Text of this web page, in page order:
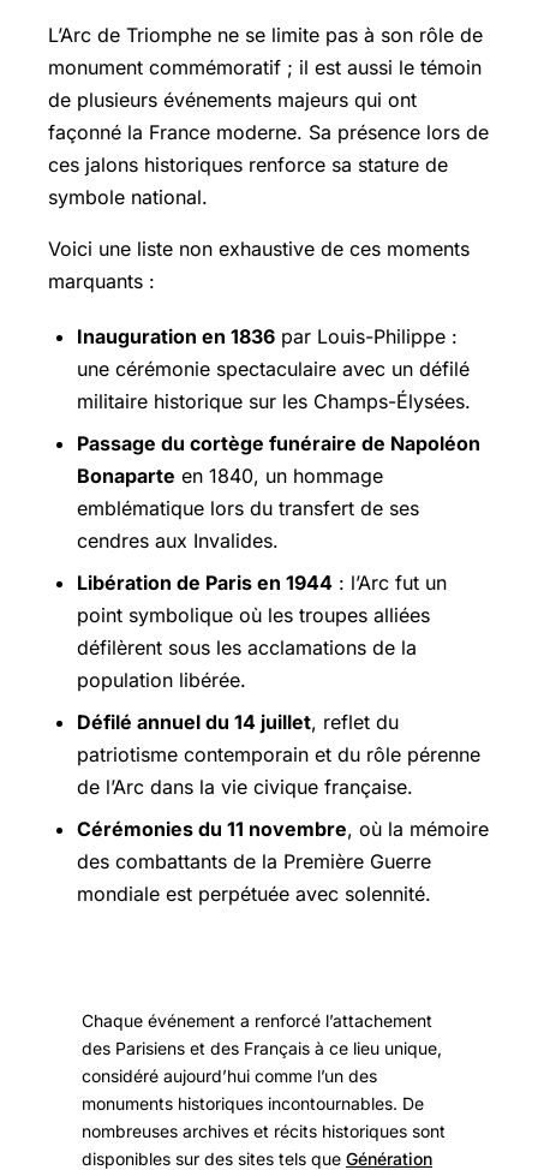
L’Arc de Triomphe ne se limite pas à son rôle de
monument commémoratif ; il est aussi le témoin
de plusieurs événements majeurs qui ont
façonné la France moderne. Sa présence lors de
ces jalons historiques renforce sa stature de
symbole national.
Voici une liste non exhaustive de ces moments
marquants :
Inauguration en 1836 par Louis-Philippe :
une cérémonie spectaculaire avec un défilé
militaire historique sur les Champs-Élysées.
Passage du cortège funéraire de Napoléon
Bonaparte en 1840, un hommage
emblématique lors du transfert de ses
cendres aux Invalides.
Libération de Paris en 1944 : l’Arc fut un
point symbolique où les troupes alliées
défilèrent sous les acclamations de la
population libérée.
Défilé annuel du 14 juillet, reflet du
patriotisme contemporain et du rôle pérenne
de l’Arc dans la vie civique française.
Cérémonies du 11 novembre, où la mémoire
des combattants de la Première Guerre
mondiale est perpétuée avec solennité.
Chaque événement a renforcé l’attachement
des Parisiens et des Français à ce lieu unique,
considéré aujourd’hui comme l’un des
monuments historiques incontournables. De
nombreuses archives et récits historiques sont
disponibles sur des sites tels que Génération